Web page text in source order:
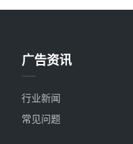
广告资讯
行业新闻
常见问题